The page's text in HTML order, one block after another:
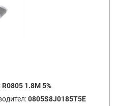
R0805 1.8M 5%
0805S8J0185T5E